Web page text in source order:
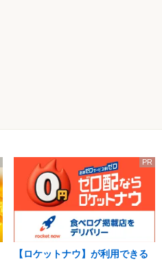
PR
【ロケットナウ】が利用できる